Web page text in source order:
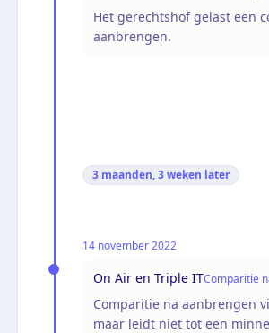
Het gerechtshof gelast een
aanbrengen.
3 maanden, 3 weken later
14 november 2022
On Air en Triple ITComparitie
Comparitie na aanbrengen
maar leidt niet tot een